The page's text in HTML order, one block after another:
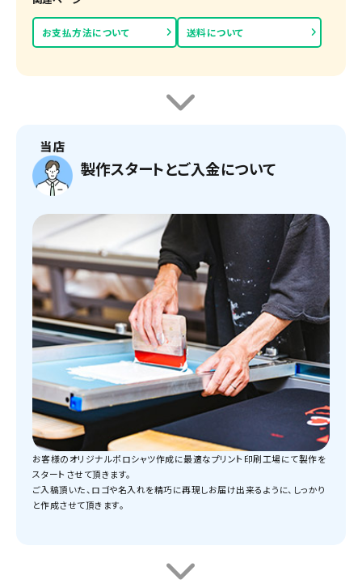
お支払方法について 送料について
製作スタートとご入金について
お客様のオリジナルポロシャツ作成に最適なプリント印刷工場にて製作を
スタートさせて頂きます。
ご入稿頂いた、ロゴや名入れを精巧に再現しお届け出来るように、しっかり
と作成させて頂きます。